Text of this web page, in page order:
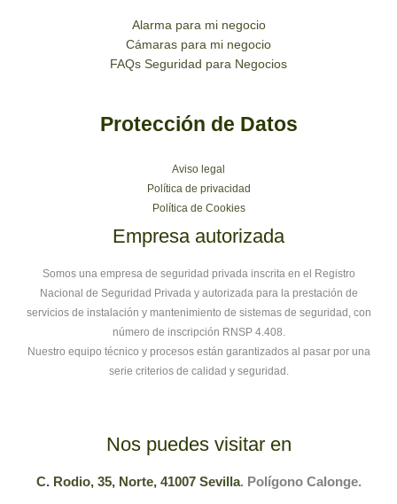
Alarma para mi negocio
Cámaras para mi negocio
FAQs Seguridad para Negocios
Protección de Datos
Aviso legal
Política de privacidad
Política de Cookies
Empresa autorizada
Somos una empresa de seguridad privada inscrita en el Registro
Nacional de Seguridad Privada y autorizada para la prestación de
servicios de instalación y mantenimiento de sistemas de seguridad, con
número de inscripción RNSP 4.408.
Nuestro equipo técnico y procesos están garantizados al pasar por una
serie criterios de calidad y seguridad.
Nos puedes visitar en
C. Rodio, 35, Norte, 41007 Sevilla. Polígono Calonge.